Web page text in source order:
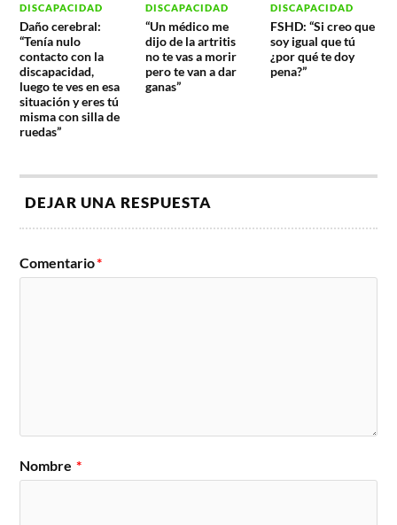
DISCAPACIDAD
Daño cerebral:
“Tenía nulo
contacto con la
discapacidad,
luego te ves en esa
situación y eres tú
misma con silla de
ruedas”
DISCAPACIDAD
“Un médico me
dijo de la artritis
no te vas a morir
pero te van a dar
ganas”
DISCAPACIDAD
FSHD: “Si creo que
soy igual que tú
¿por qué te doy
pena?”
DEJAR UNA RESPUESTA
Comentario*
Nombre *